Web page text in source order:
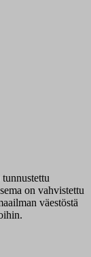
on vahvistettu
väestöstä